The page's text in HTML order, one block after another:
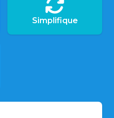
Simplifique